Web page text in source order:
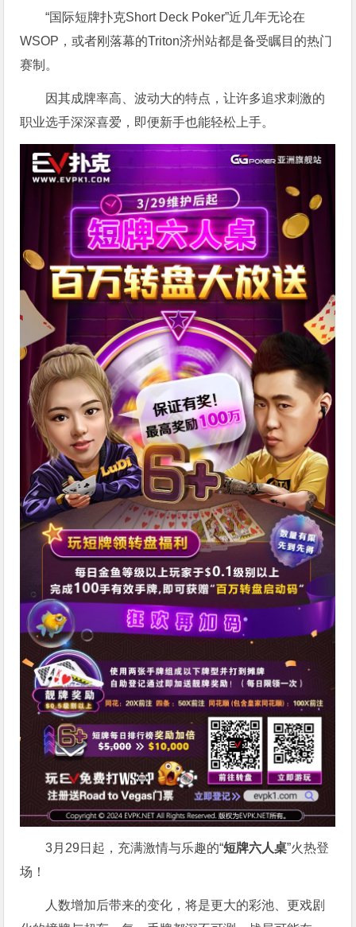
“国际短牌扑克Short Deck Poker”近几年无论在
WSOP，或者刚落幕的Triton济州站都是备受瞩目的热门
赛制。
因其成牌率高、波动大的特点，让许多追求刺激的
职业选手深深喜爱，即便新手也能轻松上手。
3月29日起，充满激情与乐趣的“短牌六人桌”火热登
场！
人数增加后带来的变化，将是更大的彩池、更戏剧